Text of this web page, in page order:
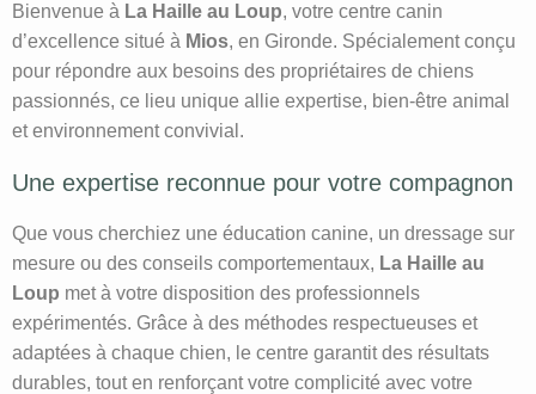
Bienvenue à La Haille au Loup, votre centre canin
d’excellence situé à Mios, en Gironde. Spécialement conçu
pour répondre aux besoins des propriétaires de chiens
passionnés, ce lieu unique allie expertise, bien-être animal
et environnement convivial.
Une expertise reconnue pour votre compagnon
Que vous cherchiez une éducation canine, un dressage sur
mesure ou des conseils comportementaux, La Haille au
Loup met à votre disposition des professionnels
expérimentés. Grâce à des méthodes respectueuses et
adaptées à chaque chien, le centre garantit des résultats
durables, tout en renforçant votre complicité avec votre